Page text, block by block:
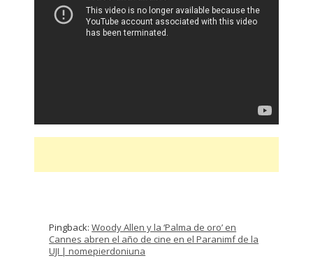
Pingback:Woody Allen y la ‘Palma de oro’ en
Cannes abren el año de cine en el Paranimf de la
UJI | nomepierdoniuna